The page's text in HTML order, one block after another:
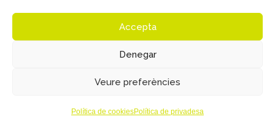
Accepta
Denegar
Veure preferències
Política de cookiesPolítica de privadesa
JARC. Tots els drets reservats.